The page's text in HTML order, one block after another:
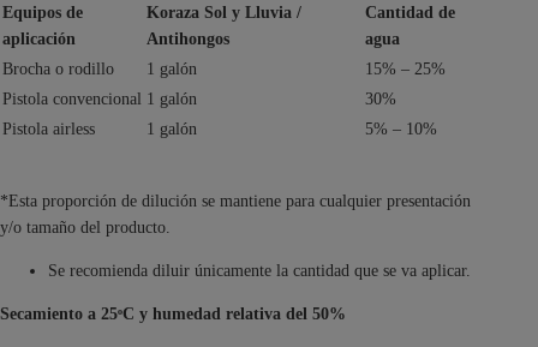
Equipos de
aplicación
Koraza Sol y Lluvia /
Antihongos
Cantidad de
agua
Brocha o rodillo
1 galón
15% – 25%
Pistola convencional 1 galón
30%
Pistola airless
1 galón 5% – 10%
*Esta proporción de dilución se mantiene para cualquier presentación
y/o tamaño del producto.
Se recomienda diluir únicamente la cantidad que se va aplicar.
Secamiento a 25ᵒC y humedad relativa del 50%